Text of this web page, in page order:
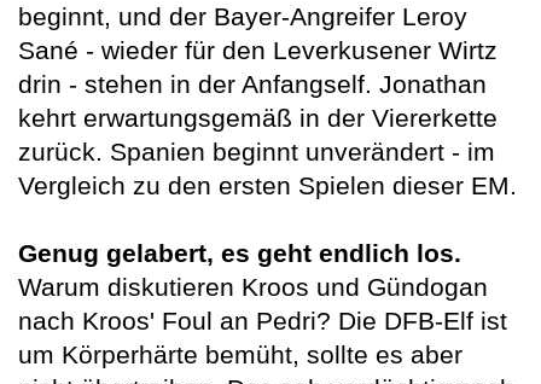
beginnt, und der Bayer-Angreifer Leroy
Sané - wieder für den Leverkusener Wirtz
drin - stehen in der Anfangself. Jonathan
kehrt erwartungsgemäß in der Viererkette
zurück. Spanien beginnt unverändert - im
Vergleich zu den ersten Spielen dieser EM.
Genug gelabert, es geht endlich los.
Warum diskutieren Kroos und Gündogan
nach Kroos' Foul an Pedri? Die DFB-Elf ist
um Körperhärte bemüht, sollte es aber